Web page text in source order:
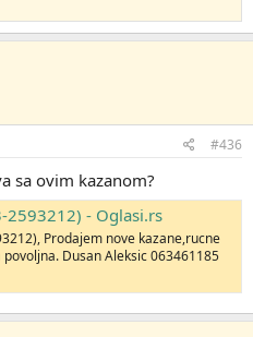
#436
sa ovim kazanom?
2593212) - Oglasi.rs
Prodajem nove kazane,rucne
Dusan Aleksic 063461185